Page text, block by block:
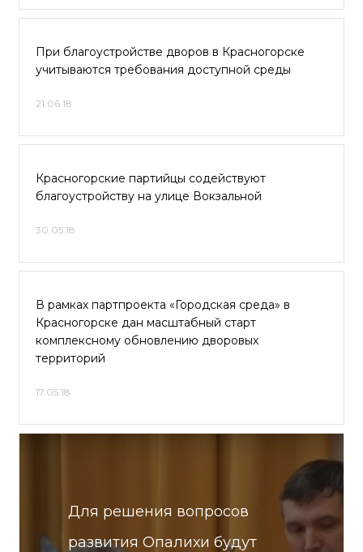
При благоустройстве дворов в Красногорске
учитываются требования доступной среды
21.06.18
Красногорские партийцы содействуют
благоустройству на улице Вокзальной
30.05.18
В рамках партпроекта «Городская среда» в
Красногорске дан масштабный старт
комплексному обновлению дворовых
территорий
17.05.18
Для решения вопросов
развития Опалихи будут